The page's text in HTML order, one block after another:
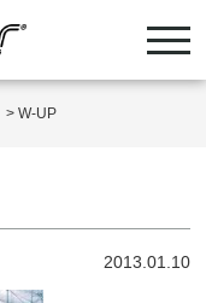
>W-UP
2013.01.10